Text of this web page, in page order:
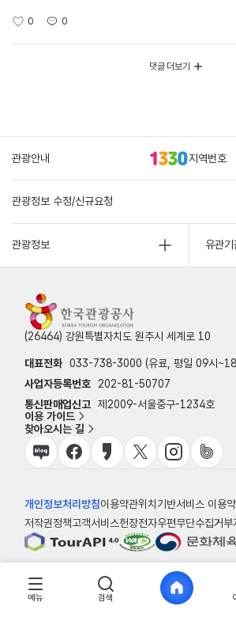
0 0
댓글 더보기
관광안내 지역번호
관광정보 수정/신규요청
관광정보 유관기
(26464) 강원특별자치도 원주시 세계로 10
대표전화 033-738-3000 (유료, 평일 09시
사업자등록번호
202-81-50707
통신판매업신고 제2009-서울중구-1234호
이용 가이드
찾아오시는 길
개인정보처리방침이용약관위치기반서비스 이용
저작권정책고객서비스헌장전자우편무단수집거부
© 한국관광공사
메뉴 검색